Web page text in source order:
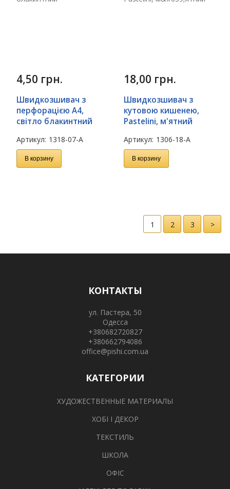
4,50 грн.
Швидкозшивач з
перфорацією А4,
світло блакинтний
Артикул: 1318-07-A
В корзину
18,00 грн.
Швидкозшивач з
кутовою кишенею,
Pastelini, м'ятний
Артикул: 1306-18-A
В корзину
1 2 3 >
КОНТАКТЫ
ул. Пастера, 50
Одесса
+380682720827
+380662794086
office@pishi.com.ua
КАТЕГОРИИ
ХУДОЖЕСТВЕННЫЕ МАТЕРИАЛЫ
ХОБІ І ДЕКОР
ТЕКСТИЛЬ
ШКОЛА
ОФІС